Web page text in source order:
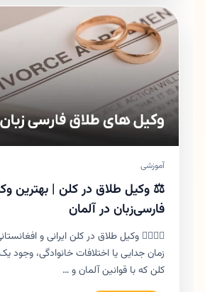
آموزشی
⚖️ وکیل طلاق در کلن | بهترین
فارسی‌زبان در آلمان
👨‍⚖️👩‍⚖️ وکیل طلاق در کلن ایرانی و
زمان جدایی یا اختلافات خانوادگی، وجود
کلن که با قوانین آلمان و …